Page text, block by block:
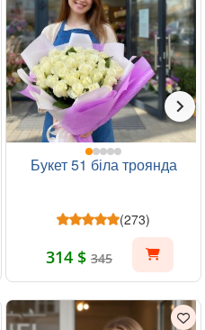
Букет 51 біла троянда
(273)
314 $ 345